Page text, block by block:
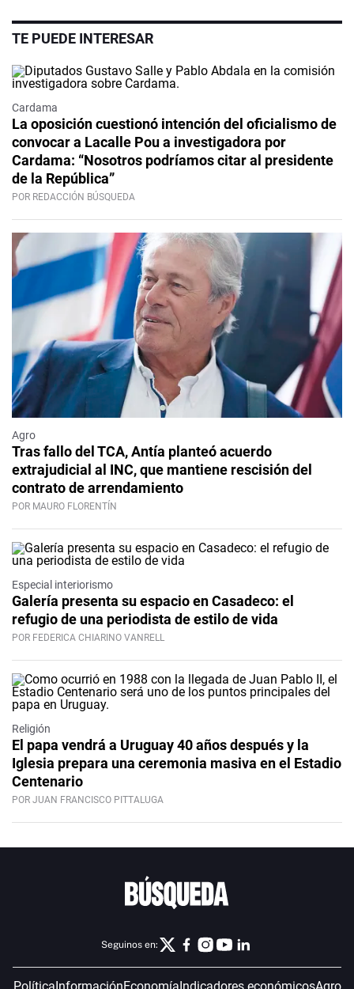
TE PUEDE INTERESAR
Cardama
La oposición cuestionó intención del oficialismo de
convocar a Lacalle Pou a investigadora por
Cardama: “Nosotros podríamos citar al presidente
de la República”
POR REDACCIÓN BÚSQUEDA
Agro
Tras fallo del TCA, Antía planteó acuerdo
extrajudicial al INC, que mantiene rescisión del
contrato de arrendamiento
POR MAURO FLORENTÍN
Especial interiorismo
Galería presenta su espacio en Casadeco: el
refugio de una periodista de estilo de vida
POR FEDERICA CHIARINO VANRELL
Religión
El papa vendrá a Uruguay 40 años después y la
Iglesia prepara una ceremonia masiva en el Estadio
Centenario
POR JUAN FRANCISCO PITTALUGA
Seguinos en:
PolíticaInformaciónEconomíaIndicadores económicosAgro